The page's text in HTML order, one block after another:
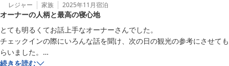
「GUESTHOUSEちはやふ」東田
ゲストハウス ちはやふる
2025-12-18
ご滞在中、ゆったりお過ごしいただけたご様子に
何より嬉しく安堵しております。
京都にお越しの際に、是非またお迎えできれば
嬉しい限りです。。
レジャー 家族 2025年11月宿泊
オーナーの人柄と最高の寝心地
とても明るくてお話上手なオーナーさんでした。
チェックインの際にいろんな話を聞け、次の日の観光の参考にさせても
らいました。
一日中歩き、疲れた足にフットマッサージャーで癒されながら備えつけ
続きを読む